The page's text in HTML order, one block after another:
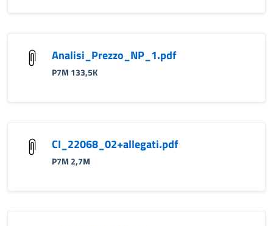
Analisi_Prezzo_NP_1.pdf
P7M 133,5K
CI_22068_02+allegati.pdf
P7M 2,7M